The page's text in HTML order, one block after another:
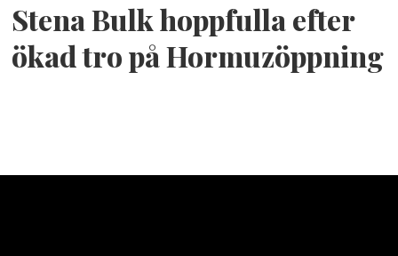
Stena Bulk hoppfulla efter
ökad tro på Hormuzöppning